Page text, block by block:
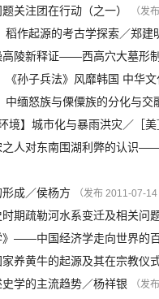
关注团在行动（之一） （发
稻作起源的考古学探索／郑建
高陵新释证——西高穴大墓形
《孙子兵法》风靡韩国 中华
中缅怒族与傈僳族的分化与交
境】 城市化与暴雨洪灾 ／ ［
之人对东南围湖利弊的认识
形成／侯杨方 （发布 2011-07-
时期疏勒河水系变迁及相关问
》——中国经济学走向世界的
家养黄牛的起源及其在宗教仪
学的主流趋势／杨祥银 （发